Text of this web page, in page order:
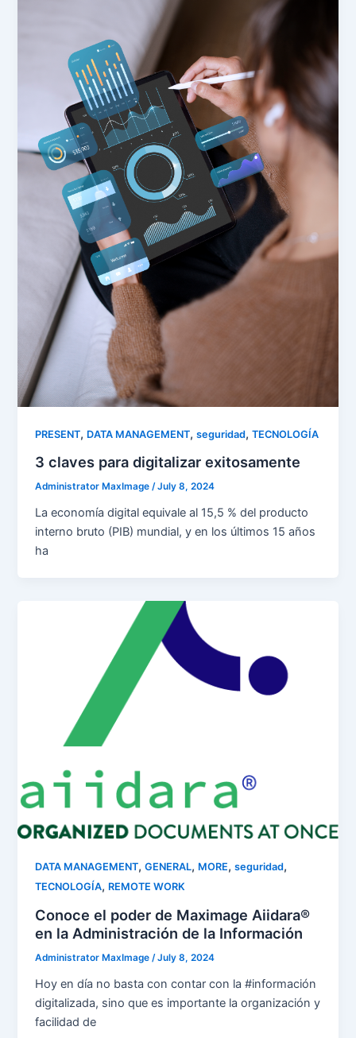
PRESENT, DATA MANAGEMENT,seguridad,TECNOLOGÍA
3 claves para digitalizar exitosamente
Administrator MaxImage/July 8, 2024
La economía digital equivale al 15,5 % del producto
interno bruto (PIB) mundial, y en los últimos 15 años
ha
DATA MANAGEMENT,GENERAL, MORE,seguridad,
TECNOLOGÍA, REMOTE WORK
Conoce el poder de Maximage Aiidara®
en la Administración de la Información
Administrator MaxImage /July 8, 2024
Hoy en día no basta con contar con la #información
digitalizada, sino que es importante la organización y
facilidad de